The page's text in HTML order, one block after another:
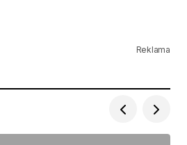
Reklama